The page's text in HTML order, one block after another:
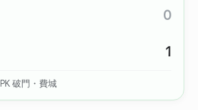
0
1
破門・費城